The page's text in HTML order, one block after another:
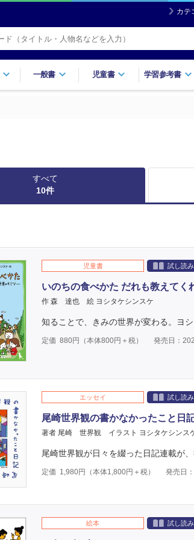
カテ
一般書 児童書 学習参考書
すべて
10件
児童書 試し読
いのちの食べかた だれも教えてく
作 森 達也 絵 ヨシタケシンスケ
知ることで、きみの世界が変わる。ヨ
定価 880円（本体800円＋税） 発売日：
エッセイ 試し読
尾崎世界観の書かなかったこと日
著者 尾崎 世界観 イラスト ヨシタケシンス
尾崎世界観が日々を綴った日記連載が
定価 1,980円（本体1,800円＋税） 発売日
絵本 試し読